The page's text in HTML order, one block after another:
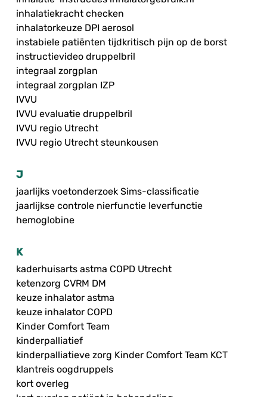
inhalatiekracht checken
inhalatorkeuze DPI aerosol
instabiele patiënten tijdkritisch pijn op de borst
instructievideo druppelbril
integraal zorgplan
integraal zorgplan IZP
IVVU
IVVU evaluatie druppelbril
IVVU regio Utrecht
IVVU regio Utrecht steunkousen
J
jaarlijks voetonderzoek Sims-classificatie
jaarlijkse controle nierfunctie leverfunctie
hemoglobine
K
kaderhuisarts astma COPD Utrecht
ketenzorg CVRM DM
keuze inhalator astma
keuze inhalator COPD
Kinder Comfort Team
kinderpalliatief
kinderpalliatieve zorg Kinder Comfort Team KCT
klantreis oogdruppels
kort overleg